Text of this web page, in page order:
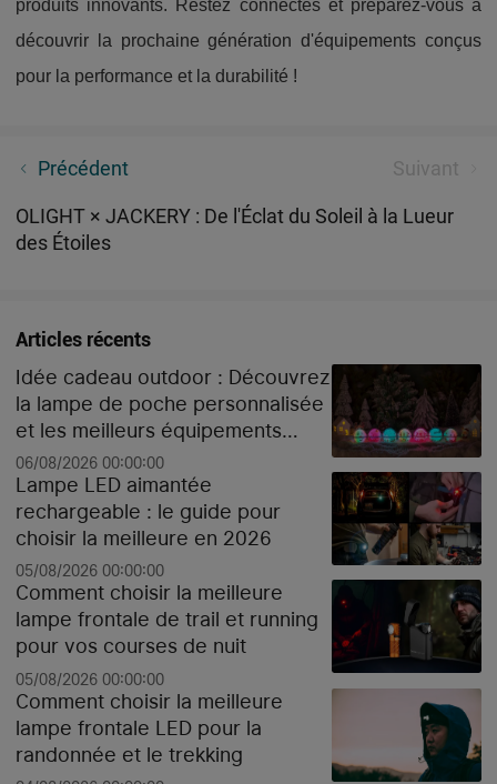
produits innovants. Restez connectés et préparez-vous à
découvrir la prochaine génération d'équipements conçus
pour la performance et la durabilité !
Précédent Suivant
Introduction de Nouveaux Produits en Avril 2025
OLIGHT × JACKERY : De l'Éclat du Soleil à la Lueur
des Étoiles
Articles récents
Idée cadeau outdoor : Découvrez
la lampe de poche personnalisée
et les meilleurs équipements
high-tech pour Noël
06/08/2026 00:00:00
Lampe LED aimantée
rechargeable : le guide pour
choisir la meilleure en 2026
05/08/2026 00:00:00
Comment choisir la meilleure
lampe frontale de trail et running
pour vos courses de nuit
05/08/2026 00:00:00
Comment choisir la meilleure
lampe frontale LED pour la
randonnée et le trekking